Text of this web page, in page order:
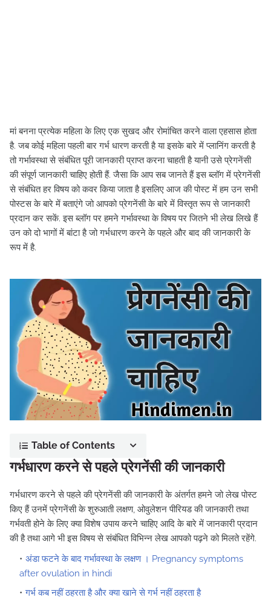
मां बनना प्रत्येक महिला के लिए एक सुखद और रोमांचित करने वाला एहसास होता
है. जब कोई महिला पहली बार गर्भ धारण करती है या इसके बारे में प्लानिंग करती है
तो गर्भावस्था से संबंधित पूरी जानकारी प्राप्त करना चाहती है यानी उसे प्रेगनेंसी
की संपूर्ण जानकारी चाहिए होती हैं. जैसा कि आप सब जानते हैं इस ब्लॉग में प्रेगनेंसी
से संबंधित हर विषय को कवर किया जाता है इसलिए आज की पोस्ट में हम उन सभी
पोस्टस के बारे में बताएंगे जो आपको प्रेगनेंसी के बारे में विस्तृत रूप से जानकारी
प्रदान कर सकें. इस ब्लॉग पर हमने गर्भावस्था के विषय पर जितने भी लेख लिखे हैं
उन को दो भागों में बांटा है जो गर्भधारण करने के पहले और बाद की जानकारी के
रूप में है.
Table of Contents
गर्भधारण करने से पहले प्रेगनेंसी की जानकारी
गर्भधारण करने से पहले की प्रेगनेंसी की जानकारी के अंतर्गत हमने जो लेख पोस्ट
किए हैं उनमें प्रेगनेंसी के शुरुआती लक्षण, ओवुलेशन पीरियड की जानकारी तथा
गर्भवती होने के लिए क्या विशेष उपाय करने चाहिए आदि के बारे में जानकारी प्रदान
की है तथा आगे भी इस विषय से संबंधित विभिन्न लेख आपको पढ़ने को मिलते रहेंगे.
अंडा फटने के बाद गर्भावस्था के लक्षण । Pregnancy symptoms
after ovulation in hindi
गर्भ कब नहीं ठहरता है और क्या खाने से गर्भ नहीं ठहरता है